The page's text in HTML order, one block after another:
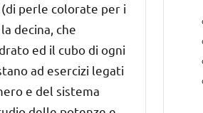
perle colorate per i
decina, che
ed il cubo di ogni
ad esercizi legati
e del sistema